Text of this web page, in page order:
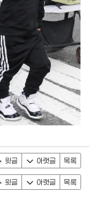
윗글 아랫글 목록
윗글 아랫글 목록